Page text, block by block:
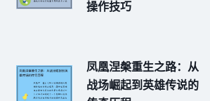
操作技巧
凤凰涅槃重生之路：从
战场崛起到英雄传说的